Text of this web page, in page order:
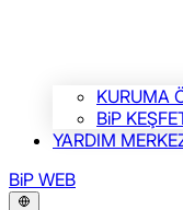
KURUMA
BiP
YARDIM
BiP WEB